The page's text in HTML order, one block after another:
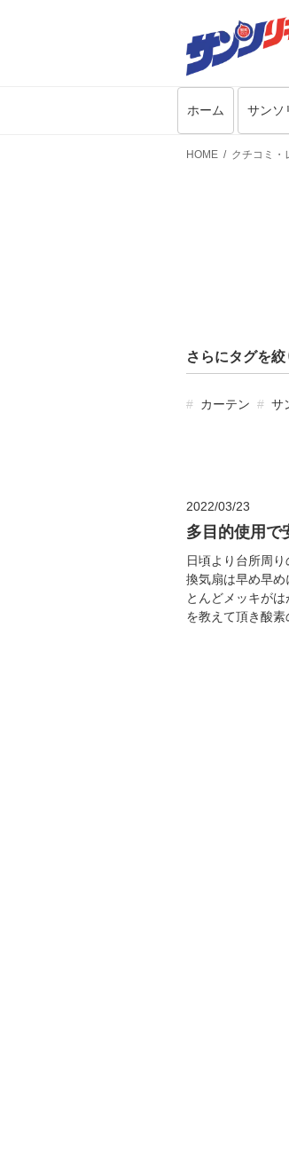
ホーム サンソ
HOME クチコミ・
さらにタグを
カーテン サ
2022/03/23
多目的使用で
日頃より台所周
換気扇は早め早
とんどメッキが
を教えて頂き酸素